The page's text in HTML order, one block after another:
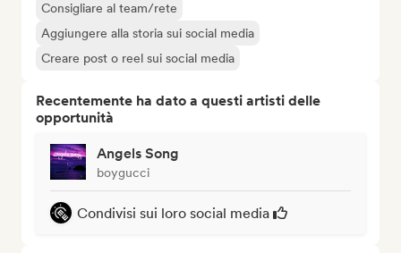
Consigliare al team/rete
Aggiungere alla storia sui social media
Creare post o reel sui social media
Recentemente ha dato a questi artisti delle
opportunità
Angels Song
boygucci
Condivisi sui loro social media